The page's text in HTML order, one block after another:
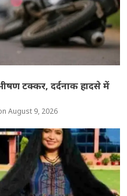
टक्कर, दर्दनाक हादसे में
August 9, 2026